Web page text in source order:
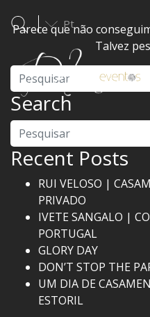
Pt
Parece que não
Talvez
Search
Pesquisar
Recent Posts
RUI VELOSO |
PRIVADO
IVETE SANGALO |
PORTUGAL
GLORY DAY
DON’T STOP THE
UM DIA DE
ESTORIL